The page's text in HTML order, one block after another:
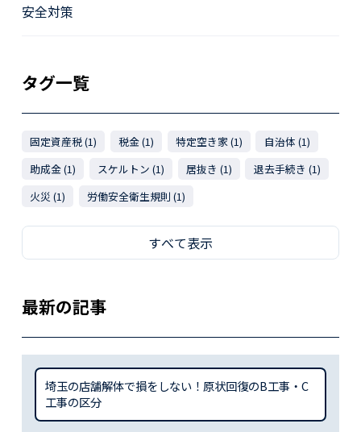
安全対策
タグ一覧
固定資産税 (1) 税金 (1) 特定空き家 (1)
自治体 (1)
助成金 (1)
スケルトン (1) 居抜き (1)
退去手続き (1)
火災 (1)
労働安全衛生規則 (1)
すべて表示
最新の記事
埼玉の店舗解体で損をしない！原状回復のB工事・C
工事の区分